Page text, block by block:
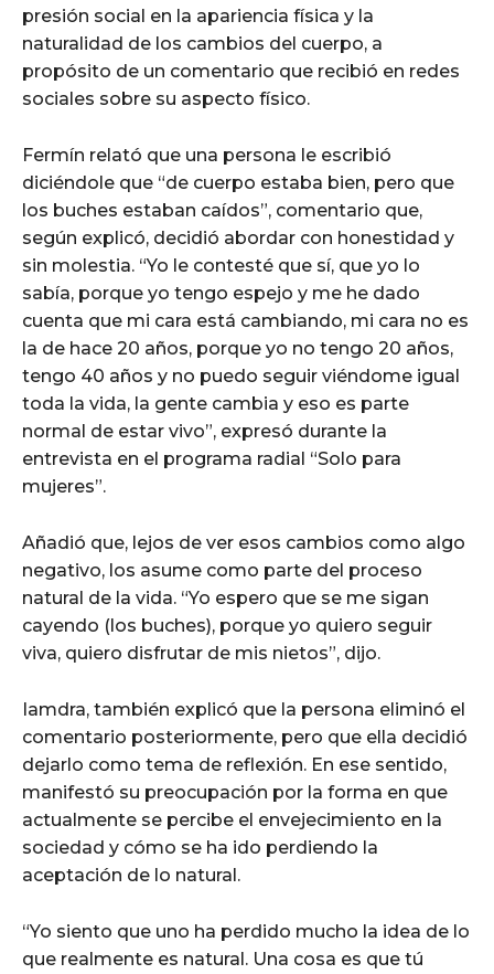
presión social en la apariencia física y la
naturalidad de los cambios del cuerpo, a
propósito de un comentario que recibió en redes
sociales sobre su aspecto físico.
Fermín relató que una persona le escribió
diciéndole que “de cuerpo estaba bien, pero que
los buches estaban caídos”, comentario que,
según explicó, decidió abordar con honestidad y
sin molestia. “Yo le contesté que sí, que yo lo
sabía, porque yo tengo espejo y me he dado
cuenta que mi cara está cambiando, mi cara no es
la de hace 20 años, porque yo no tengo 20 años,
tengo 40 años y no puedo seguir viéndome igual
toda la vida, la gente cambia y eso es parte
normal de estar vivo”, expresó durante la
entrevista en el programa radial “Solo para
mujeres”.
Añadió que, lejos de ver esos cambios como algo
negativo, los asume como parte del proceso
natural de la vida. “Yo espero que se me sigan
cayendo (los buches), porque yo quiero seguir
viva, quiero disfrutar de mis nietos”, dijo.
Iamdra, también explicó que la persona eliminó el
comentario posteriormente, pero que ella decidió
dejarlo como tema de reflexión. En ese sentido,
manifestó su preocupación por la forma en que
actualmente se percibe el envejecimiento en la
sociedad y cómo se ha ido perdiendo la
aceptación de lo natural.
“Yo siento que uno ha perdido mucho la idea de lo
que realmente es natural. Una cosa es que tú